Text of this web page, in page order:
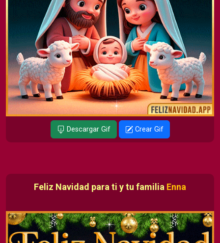
Descargar Gif Crear Gif
Feliz Navidad para ti y tu familia Enna